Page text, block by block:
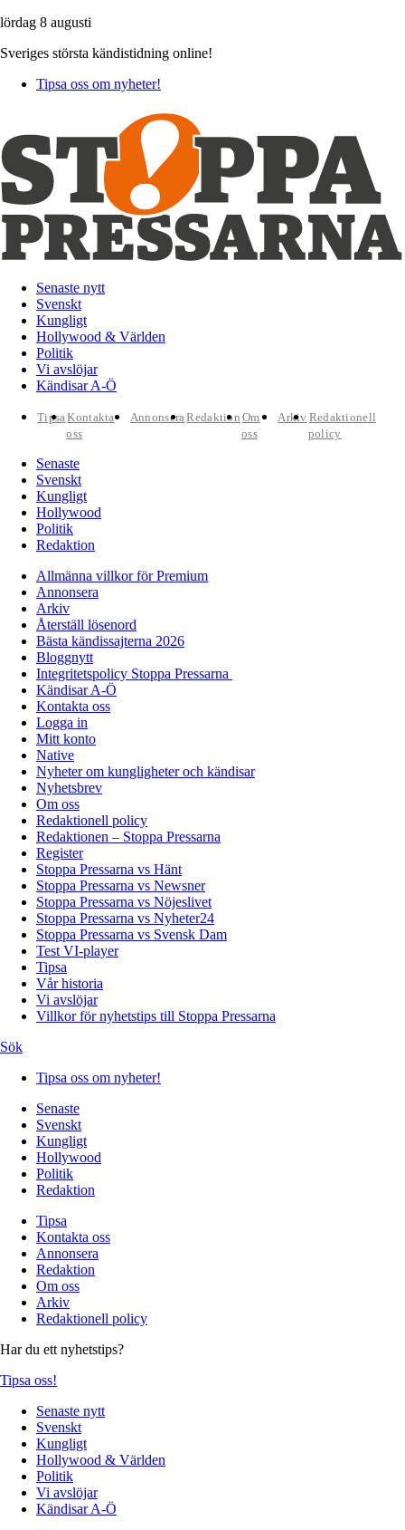
lördag 8 augusti
Sveriges största kändistidning online!
Tipsa oss om nyheter!
Senaste nytt
Svenskt
Kungligt
Hollywood & Världen
Politik
Vi avslöjar
Kändisar A-Ö
TipsaKontakta
oss
AnnonseraRedaktion Om
oss
Arkiv Redaktionell
policy
Senaste
Svenskt
Kungligt
Hollywood
Politik
Redaktion
Allmänna villkor för Premium
Annonsera
Arkiv
Återställ lösenord
Bästa kändissajterna 2026
Bloggnytt
Integritetspolicy Stoppa Pressarna
Kändisar A-Ö
Kontakta oss
Logga in
Mitt konto
Native
Nyheter om kungligheter och kändisar
Nyhetsbrev
Om oss
Redaktionell policy
Redaktionen – Stoppa Pressarna
Register
Stoppa Pressarna vs Hänt
Stoppa Pressarna vs Newsner
Stoppa Pressarna vs Nöjeslivet
Stoppa Pressarna vs Nyheter24
Stoppa Pressarna vs Svensk Dam
Test VI-player
Tipsa
Vår historia
Vi avslöjar
Villkor för nyhetstips till Stoppa Pressarna
Sök
Tipsa oss om nyheter!
Senaste
Svenskt
Kungligt
Hollywood
Politik
Redaktion
Tipsa
Kontakta oss
Annonsera
Redaktion
Om oss
Arkiv
Redaktionell policy
Har du ett nyhetstips?
Tipsa oss!
Senaste nytt
Svenskt
Kungligt
Hollywood & Världen
Politik
Vi avslöjar
Kändisar A-Ö